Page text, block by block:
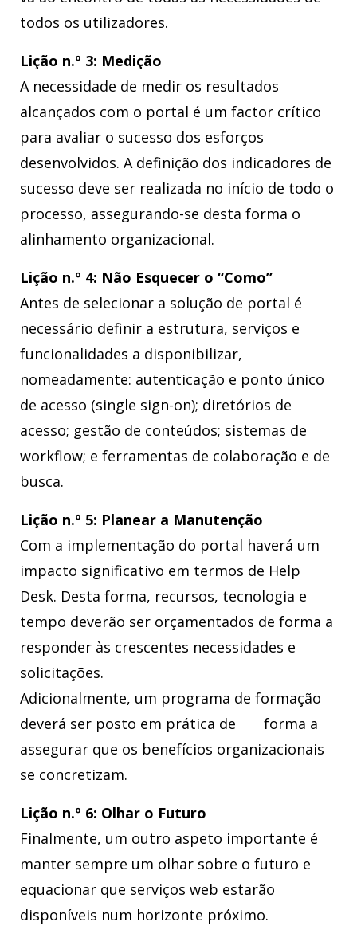
todos os utilizadores.
Lição n.º 3: Medição
A necessidade de medir os resultados
alcançados com o portal é um factor crítico
para avaliar o sucesso dos esforços
desenvolvidos. A definição dos indicadores de
sucesso deve ser realizada no início de todo o
processo, assegurando-se desta forma o
alinhamento organizacional.
Lição n.º 4: Não Esquecer o “Como”
Antes de selecionar a solução de portal é
necessário definir a estrutura, serviços e
funcionalidades a disponibilizar,
nomeadamente: autenticação e ponto único
de acesso (single sign-on); diretórios de
acesso; gestão de conteúdos; sistemas de
workflow; e ferramentas de colaboração e de
busca.
Lição n.º 5: Planear a Manutenção
Com a implementação do portal haverá um
impacto significativo em termos de Help
Desk. Desta forma, recursos, tecnologia e
tempo deverão ser orçamentados de forma a
responder às crescentes necessidades e
solicitações.
Adicionalmente, um programa de formação
deverá ser posto em prática de forma a
assegurar que os benefícios organizacionais
se concretizam.
Lição n.º 6: Olhar o Futuro
Finalmente, um outro aspeto importante é
manter sempre um olhar sobre o futuro e
equacionar que serviços web estarão
disponíveis num horizonte próximo.